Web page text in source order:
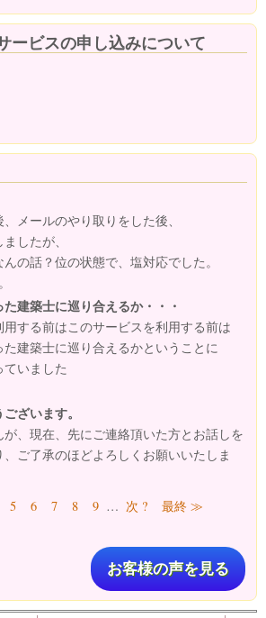
ービスの申し込みについて
メールのやり取りをした後、
したが、
の話？位の状態で、塩対応でした。
建築士に巡り合えるか・・・
する前はこのサービスを利用する前は
建築士に巡り合えるかということに
ていました
ざいます。
、現在、先にご連絡頂いた方とお話しを
、ご了承のほどよろしくお願いいたしま
5 6 7 8 9 … 次 ? 最終 ≫
お客様の声を見る